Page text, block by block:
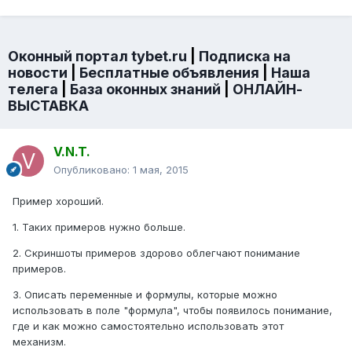
Оконный портал tybet.ru
Подписка на
новости
Бесплатные объявления
Наша
телега
База оконных знаний
ОНЛАЙН-
ВЫСТАВКА
V.N.T.
Опубликовано: 1 мая, 2015
Пример хороший.
1. Таких примеров нужно больше.
2. Скриншоты примеров здорово облегчают понимание
примеров.
3. Описать переменные и формулы, которые можно
использовать в поле "формула", чтобы появилось понимание,
где и как можно самостоятельно использовать этот
механизм.